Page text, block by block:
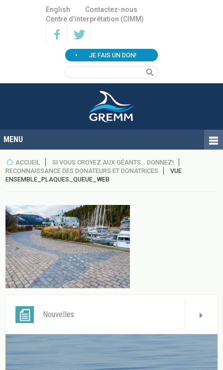
English
Contactez-nous
Centre d’interprétation (CIMM)
JE FAIS UN DON!
ACCUEIL
SI VOUS CROYEZ AUX GÉANTS… DONNEZ!
RECONNAISSANCE DES DONATEURS ET DONATRICES
VUE
ENSEMBLE_PLAQUES_QUEUE_WEB
Nouvelles